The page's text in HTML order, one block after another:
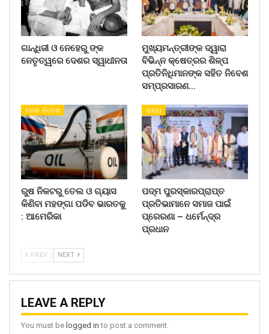
ଗାନ୍ଧିଜୀ ଓ ନେହେରୁ ଙ୍କ
ନେତୃତ୍ୱରେ ଦେଶର ସ୍ୱାଧୀନତା
ମୁଖ୍ୟମନ୍ତ୍ରୀଙ୍କ ଦ୍ୱାରା
ବିଭିନ୍ନ କ୍ଷେତ୍ରର ଶିଳ୍ପ
ପ୍ରତିନିଧିମାନଙ୍କ ସହିତ ନିବେଶ
ସମ୍ପ୍ରସାରଣ…
ଦେଶ- ବିଦେଶ
ରୁଷ ନିକଟରୁ ତେଲ ଓ ଗ୍ୟାସ
କିଣିବା ମହଙ୍ଗା ପଡିବ ଭାରତକୁ
: ଆମେରିକା
ରାଜ୍ୟ
ପଦ୍ମ ପୁରସ୍କାରପ୍ରାପ୍ତ
ପ୍ରତିଭାମାନେ ସମାଜ ପାଇଁ
ପ୍ରେରଣା – ଧର୍ମେନ୍ଦ୍ର
ପ୍ରଧାନ
PREV NEXT
LEAVE A REPLY
You must be logged in to post a comment.